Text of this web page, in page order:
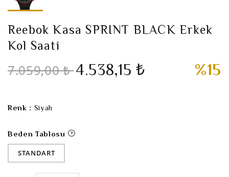
Reebok Kasa SPRINT BLACK Erkek
Kol Saati
7.059,00 ₺4.538,15 ₺ %15
Renk : Siyah
Beden Tablosu
STANDART